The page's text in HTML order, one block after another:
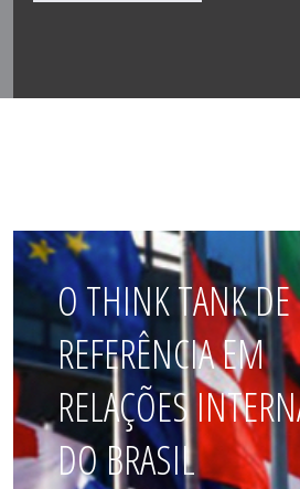
O THINK TANK DE
REFERÊNCIA EM
RELAÇÕES
DO BRASIL